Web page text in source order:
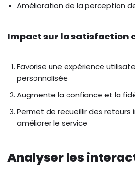
Amélioration de la perception
Impact sur la satisfaction
Favorise une expérience
personnalisée
Augmente la confiance et la
Permet de recueillir des retours
améliorer le service
Analyser les